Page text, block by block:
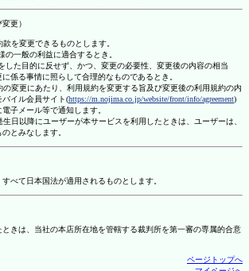
更）
を変更できるものとします。
の一般の利益に適合するとき。
した目的に反せず、かつ、変更の必要性、変更後の内容の相当
係る事情に照らして合理的なものであるとき。
変更にあたり、利用規約を変更する旨及び変更後の利用規約の内
イル会員サイト(https://m.nojima.co.jp/website/front/info/agreement)
子メール等で通知します。
日以降にユーザーが本サービスを利用したときは、ユーザーは、
とみなします。
べて日本国法が適用されるものとします。
きは、当社の本店所在地を管轄する裁判所を第一審の専属的合意
ページトップへ